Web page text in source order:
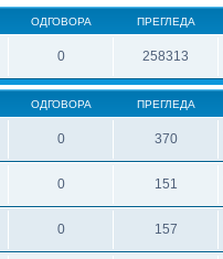
ОДГОВОРА ПРЕГЛЕДА
0 258313
ОДГОВОРА ПРЕГЛЕДА
0 370
0 151
0 157